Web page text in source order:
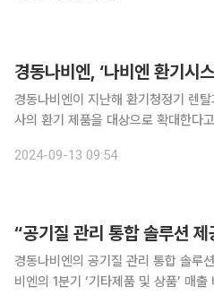
경동나비엔, ‘나비엔 환기시
경동나비엔이 지난해 환기청정기 렌
사의 환기 제품을 대상으로 확대한다고 13일 밝혔다. ‘나비엔 환기시
환기 제품을 언제나 최적의 상태로 유
2024-09-13 09:54
“공기질 관리 통합 솔루션
경동나비엔의 공기질 관리 통합 솔루션 제공 사업이 순
비엔의 1분기 ‘기타제품 및 상품’ 매